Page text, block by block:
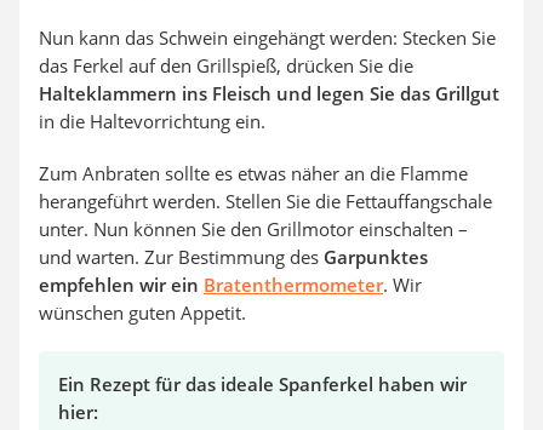
Nun kann das Schwein eingehängt werden: Stecken Sie
das Ferkel auf den Grillspieß, drücken Sie die
Halteklammern ins Fleisch und legen Sie das Grillgut
in die Haltevorrichtung ein.
Zum Anbraten sollte es etwas näher an die Flamme
herangeführt werden. Stellen Sie die Fettauffangschale
unter. Nun können Sie den Grillmotor einschalten –
und warten. Zur Bestimmung des Garpunktes
empfehlen wir ein Bratenthermometer. Wir
wünschen guten Appetit.
Ein Rezept für das ideale Spanferkel haben wir
hier: